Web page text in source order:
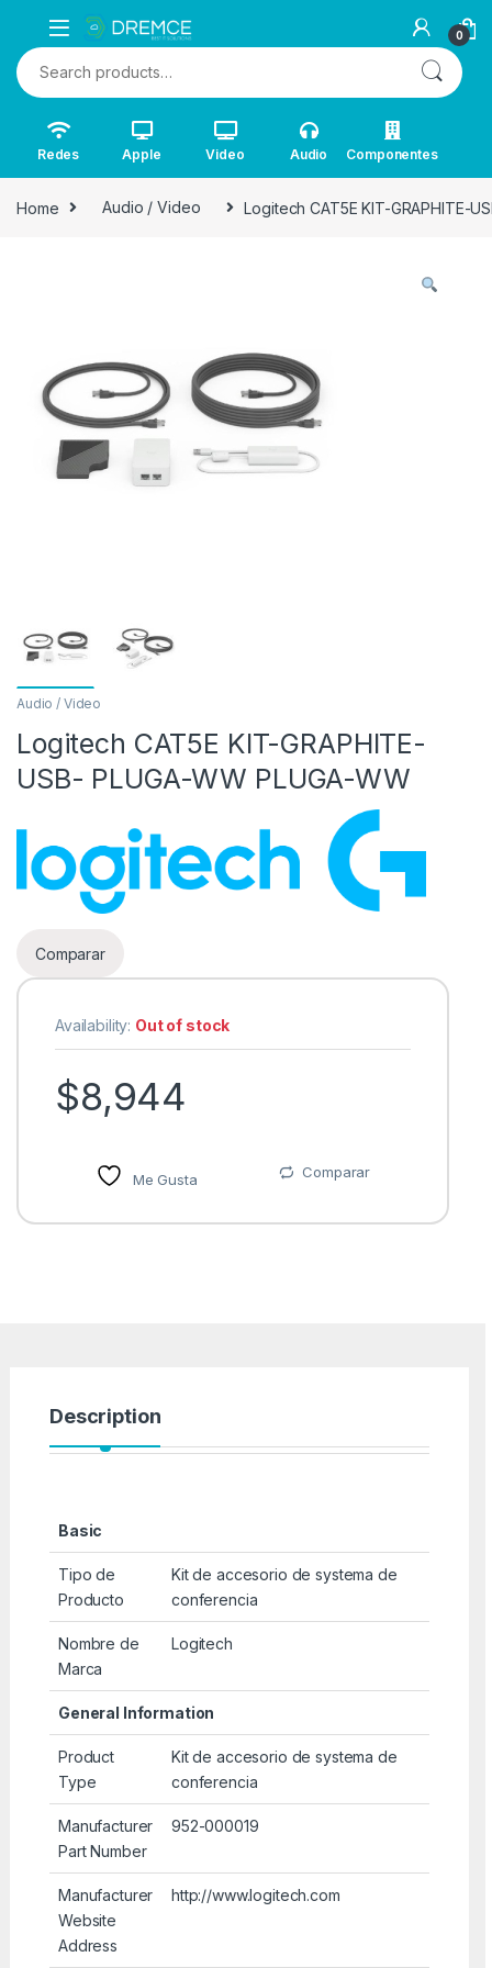
0
Search for:
Redes Apple Video Audio Componentes
Home Audio / Video Logitech CAT5E KIT-GRAPHITE-
Audio / Video
Logitech CAT5E KIT-GRAPHITE-
USB- PLUGA-WW PLUGA-WW
Comparar
Availability: Out of stock
$8,944
Me Gusta Comparar
Description
Basic
Tipo de
Producto
Kit de accesorio de systema de
conferencia
Nombre de
Marca
Logitech
General Information
Product
Type
Kit de accesorio de systema de
conferencia
Manufacturer
Part Number
952-000019
Manufacturer
Website
Address
http://www.logitech.com